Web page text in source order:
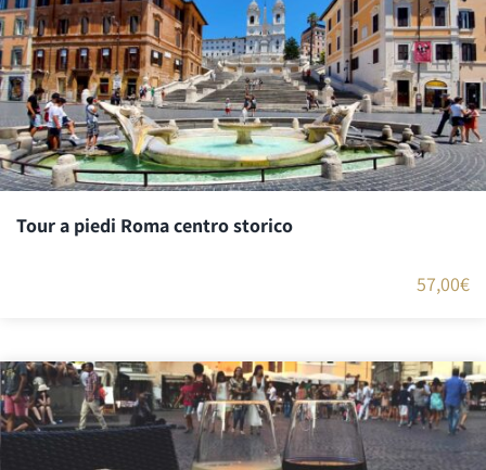
Tour a piedi Roma centro storico
57,00€